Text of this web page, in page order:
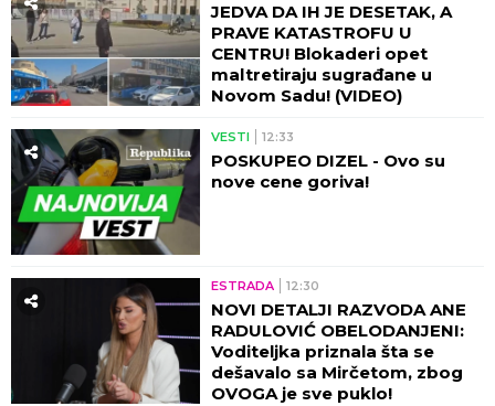
JEDVA DA IH JE DESETAK, A
PRAVE KATASTROFU U
CENTRU! Blokaderi opet
maltretiraju sugrađane u
Novom Sadu! (VIDEO)
VESTI 12:33
POSKUPEO DIZEL - Ovo su
nove cene goriva!
ESTRADA 12:30
NOVI DETALJI RAZVODA ANE
RADULOVIĆ OBELODANJENI:
Voditeljka priznala šta se
dešavalo sa Mirčetom, zbog
OVOGA je sve puklo!